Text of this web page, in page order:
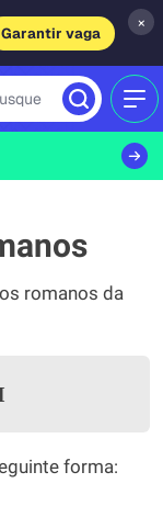
Garantir vaga
×
romanos da
forma: